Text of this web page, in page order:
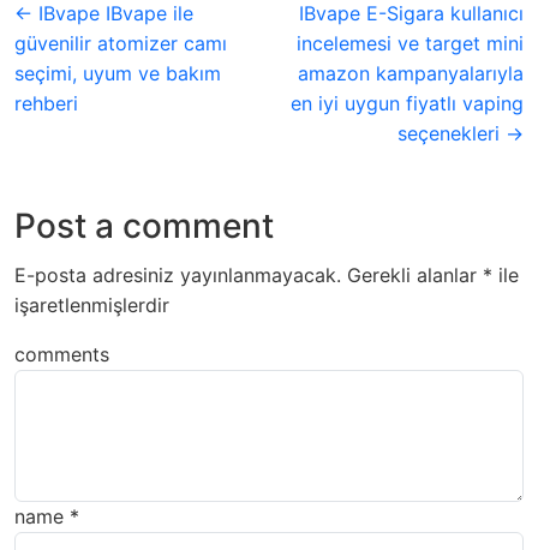
← IBvape IBvape ile
güvenilir atomizer camı
seçimi, uyum ve bakım
rehberi
IBvape E-Sigara kullanıcı
incelemesi ve target mini
amazon kampanyalarıyla
en iyi uygun fiyatlı vaping
seçenekleri →
Post a comment
E-posta adresiniz yayınlanmayacak. Gerekli alanlar * ile
işaretlenmişlerdir
comments
name *